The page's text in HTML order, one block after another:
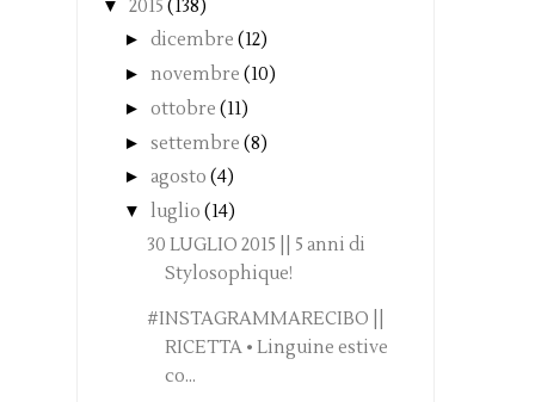
▼ 2015 (138)
► dicembre (12)
► novembre (10)
► ottobre (11)
► settembre (8)
► agosto (4)
▼ luglio (14)
30 LUGLIO 2015 || 5 anni di
Stylosophique!
#INSTAGRAMMARECIBO ||
RICETTA • Linguine estive
co...